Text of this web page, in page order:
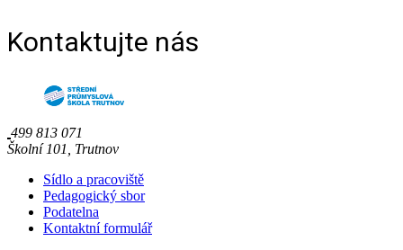
Kontaktujte nás
499 813 071
Školní 101, Trutnov
Sídlo a pracoviště
Pedagogický sbor
Podatelna
Kontaktní formulář